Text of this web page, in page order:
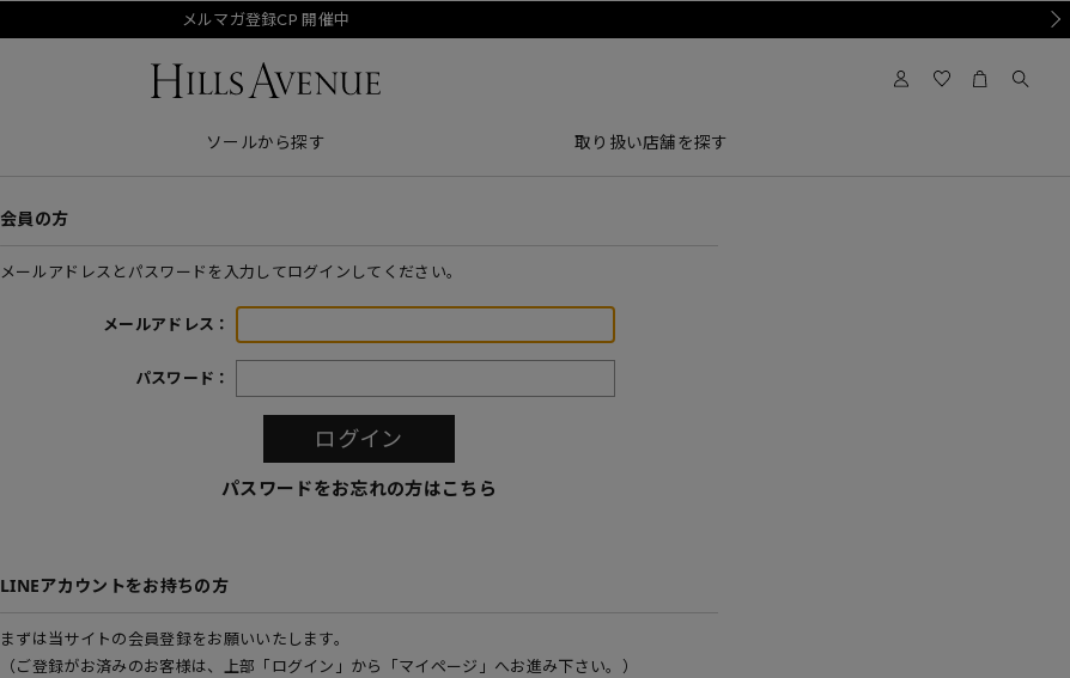
メルマガ登録CP 開催中
ソールから探す 取り扱い店舗を探す
会員の方
メールアドレスとパスワードを入力してログインしてください。
メールアドレス：
パスワード：
パスワードをお忘れの方はこちら
LINEアカウントをお持ちの方
まずは当サイトの会員登録をお願いいたします。
（ご登録がお済みのお客様は、上部「ログイン」から「マイページ」へお進み下さい。）